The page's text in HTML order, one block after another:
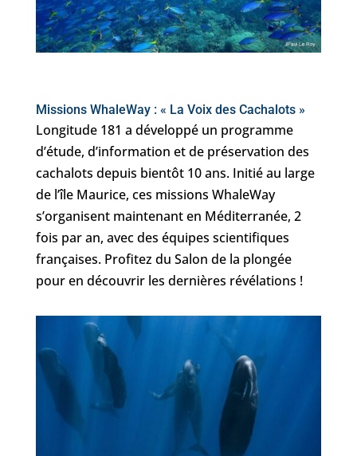
Missions WhaleWay : « La Voix des Cachalots »
Longitude 181 a développé un programme
d’étude, d’information et de préservation des
cachalots depuis bientôt 10 ans. Initié au large
de l’île Maurice, ces missions WhaleWay
s’organisent maintenant en Méditerranée, 2
fois par an, avec des équipes scientifiques
françaises. Profitez du Salon de la plongée
pour en découvrir les dernières révélations !